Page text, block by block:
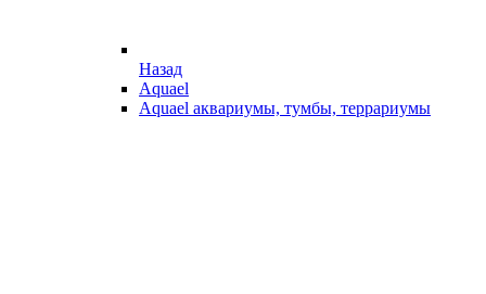
Назад
Aquael
Aquael аквариумы, тумбы, террариумы